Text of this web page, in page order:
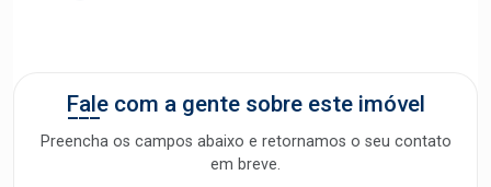
Fale com a gente sobre este imóvel
Preencha os campos abaixo e retornamos o seu contato
em breve.